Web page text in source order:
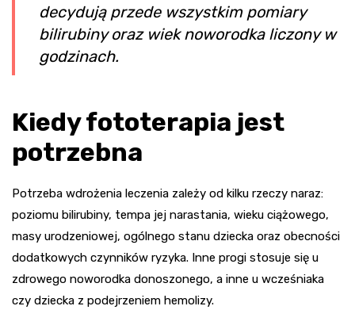
decydują przede wszystkim pomiary
bilirubiny oraz wiek noworodka liczony w
godzinach.
Kiedy fototerapia jest
potrzebna
Potrzeba wdrożenia leczenia zależy od kilku rzeczy naraz:
poziomu bilirubiny, tempa jej narastania, wieku ciążowego,
masy urodzeniowej, ogólnego stanu dziecka oraz obecności
dodatkowych czynników ryzyka. Inne progi stosuje się u
zdrowego noworodka donoszonego, a inne u wcześniaka
czy dziecka z podejrzeniem hemolizy.